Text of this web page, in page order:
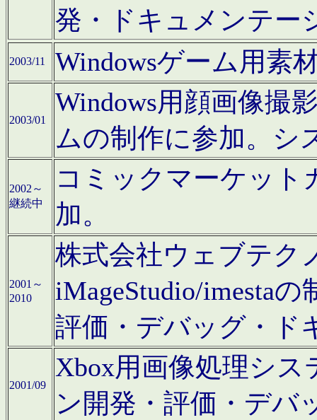
発・ドキュメンテー
2003/11 Windowsゲーム用素
2003/01
Windows用顔画像撮
ムの制作に参加。シ
2002～
継続中
コミックマーケット
加。
2001～
2010
株式会社ウェブテク
iMageStudio/imesta
評価・デバッグ・ド
2001/09
Xbox用画像処理シ
ン開発・評価・デバ